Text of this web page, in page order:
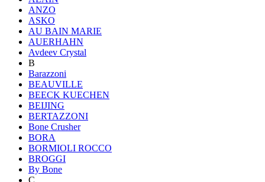
ANZO
ASKO
AU BAIN MARIE
AUERHAHN
Avdeev Crystal
B
Barazzoni
BEAUVILLE
BEECK KUECHEN
BEIJING
BERTAZZONI
Bone Crusher
BORA
BORMIOLI ROCCO
BROGGI
By Bone
C